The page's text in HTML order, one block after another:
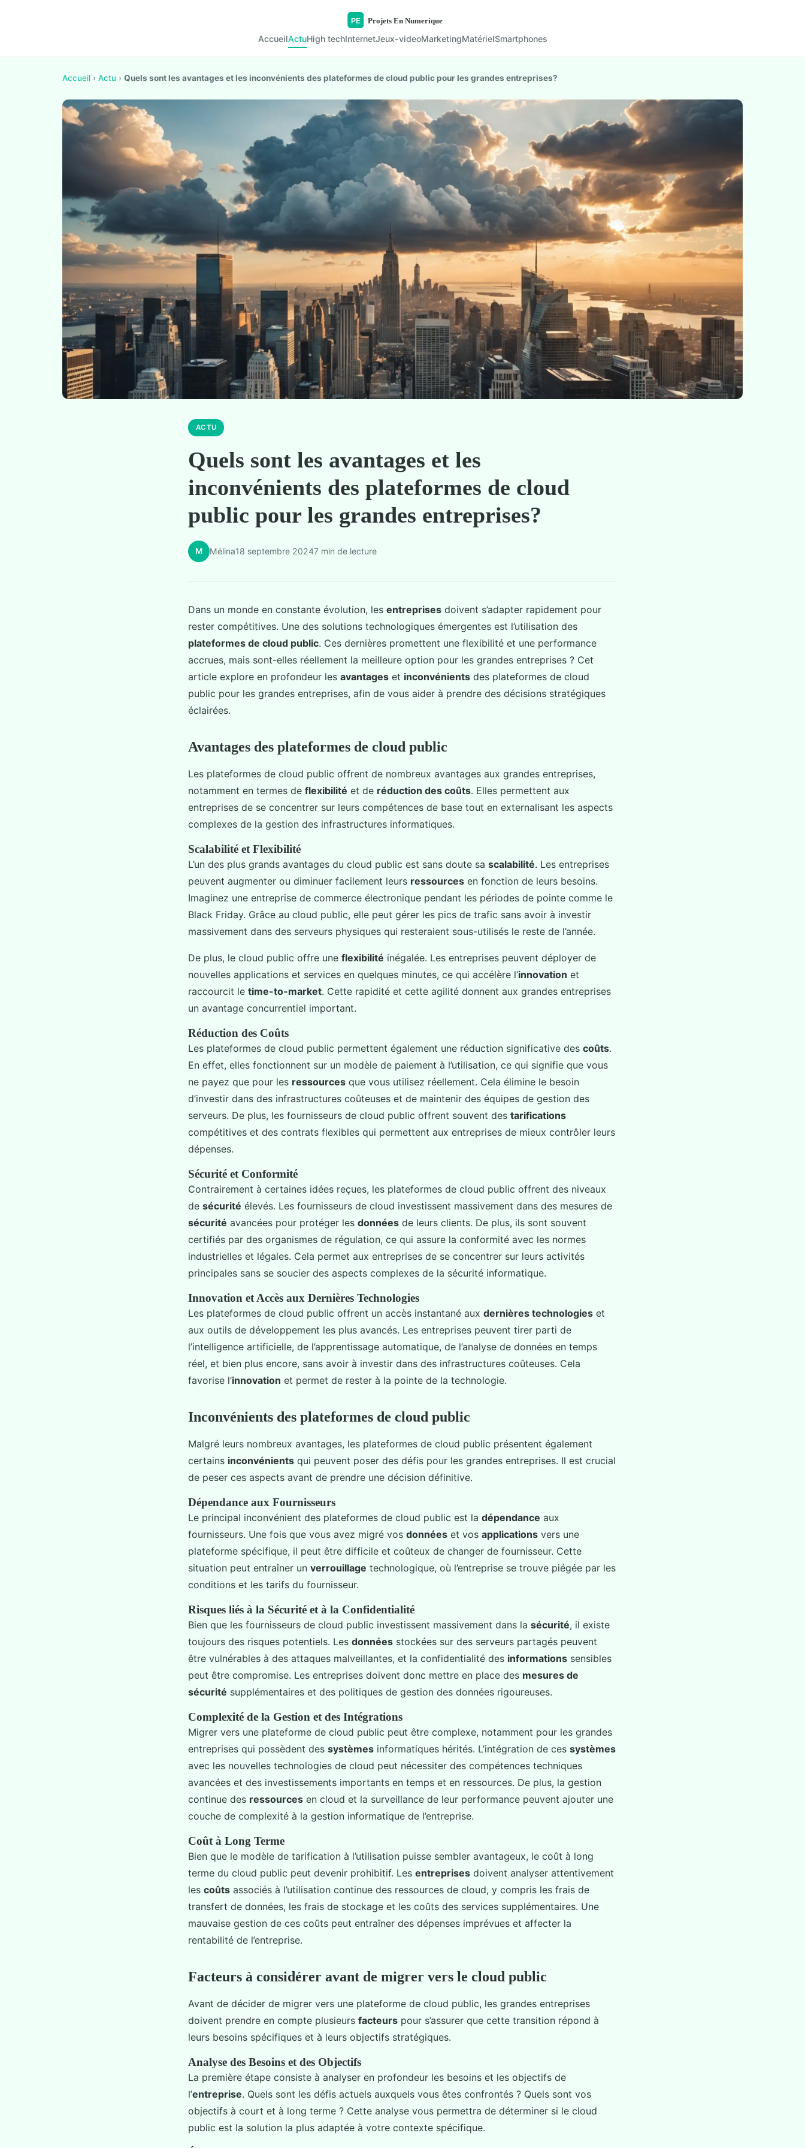
AccueilActuHigh techInternetJeux-videoMarketingMatérielSmartphones
Accueil › Actu › Quels sont les avantages et les inconvénients des plateformes de cloud public pour les grandes entreprises?
ACTU
Quels sont les avantages et les
inconvénients des plateformes de cloud
public pour les grandes entreprises?
M Mélina18 septembre 20247 min de lecture
Dans un monde en constante évolution, les entreprises doivent s’adapter rapidement pour
rester compétitives. Une des solutions technologiques émergentes est l’utilisation des
plateformes de cloud public. Ces dernières promettent une flexibilité et une performance
accrues, mais sont-elles réellement la meilleure option pour les grandes entreprises ? Cet
article explore en profondeur les avantages et inconvénients des plateformes de cloud
public pour les grandes entreprises, afin de vous aider à prendre des décisions stratégiques
éclairées.
Avantages des plateformes de cloud public
Les plateformes de cloud public offrent de nombreux avantages aux grandes entreprises,
notamment en termes de flexibilité et de réduction des coûts. Elles permettent aux
entreprises de se concentrer sur leurs compétences de base tout en externalisant les aspects
complexes de la gestion des infrastructures informatiques.
Scalabilité et Flexibilité
L’un des plus grands avantages du cloud public est sans doute sa scalabilité. Les entreprises
peuvent augmenter ou diminuer facilement leurs ressources en fonction de leurs besoins.
Imaginez une entreprise de commerce électronique pendant les périodes de pointe comme le
Black Friday. Grâce au cloud public, elle peut gérer les pics de trafic sans avoir à investir
massivement dans des serveurs physiques qui resteraient sous-utilisés le reste de l’année.
De plus, le cloud public offre une flexibilité inégalée. Les entreprises peuvent déployer de
nouvelles applications et services en quelques minutes, ce qui accélère l’innovation et
raccourcit le time-to-market. Cette rapidité et cette agilité donnent aux grandes entreprises
un avantage concurrentiel important.
Réduction des Coûts
Les plateformes de cloud public permettent également une réduction significative des coûts.
En effet, elles fonctionnent sur un modèle de paiement à l’utilisation, ce qui signifie que vous
ne payez que pour les ressources que vous utilisez réellement. Cela élimine le besoin
d’investir dans des infrastructures coûteuses et de maintenir des équipes de gestion des
serveurs. De plus, les fournisseurs de cloud public offrent souvent des tarifications
compétitives et des contrats flexibles qui permettent aux entreprises de mieux contrôler leurs
dépenses.
Sécurité et Conformité
Contrairement à certaines idées reçues, les plateformes de cloud public offrent des niveaux
de sécurité élevés. Les fournisseurs de cloud investissent massivement dans des mesures de
sécurité avancées pour protéger les données de leurs clients. De plus, ils sont souvent
certifiés par des organismes de régulation, ce qui assure la conformité avec les normes
industrielles et légales. Cela permet aux entreprises de se concentrer sur leurs activités
principales sans se soucier des aspects complexes de la sécurité informatique.
Innovation et Accès aux Dernières Technologies
Les plateformes de cloud public offrent un accès instantané aux dernières technologies et
aux outils de développement les plus avancés. Les entreprises peuvent tirer parti de
l’intelligence artificielle, de l’apprentissage automatique, de l’analyse de données en temps
réel, et bien plus encore, sans avoir à investir dans des infrastructures coûteuses. Cela
favorise l’innovation et permet de rester à la pointe de la technologie.
Inconvénients des plateformes de cloud public
Malgré leurs nombreux avantages, les plateformes de cloud public présentent également
certains inconvénients qui peuvent poser des défis pour les grandes entreprises. Il est crucial
de peser ces aspects avant de prendre une décision définitive.
Dépendance aux Fournisseurs
Le principal inconvénient des plateformes de cloud public est la dépendance aux
fournisseurs. Une fois que vous avez migré vos données et vos applications vers une
plateforme spécifique, il peut être difficile et coûteux de changer de fournisseur. Cette
situation peut entraîner un verrouillage technologique, où l’entreprise se trouve piégée par les
conditions et les tarifs du fournisseur.
Risques liés à la Sécurité et à la Confidentialité
Bien que les fournisseurs de cloud public investissent massivement dans la sécurité, il existe
toujours des risques potentiels. Les données stockées sur des serveurs partagés peuvent
être vulnérables à des attaques malveillantes, et la confidentialité des informations sensibles
peut être compromise. Les entreprises doivent donc mettre en place des mesures de
sécurité supplémentaires et des politiques de gestion des données rigoureuses.
Complexité de la Gestion et des Intégrations
Migrer vers une plateforme de cloud public peut être complexe, notamment pour les grandes
entreprises qui possèdent des systèmes informatiques hérités. L’intégration de ces systèmes
avec les nouvelles technologies de cloud peut nécessiter des compétences techniques
avancées et des investissements importants en temps et en ressources. De plus, la gestion
continue des ressources en cloud et la surveillance de leur performance peuvent ajouter une
couche de complexité à la gestion informatique de l’entreprise.
Coût à Long Terme
Bien que le modèle de tarification à l’utilisation puisse sembler avantageux, le coût à long
terme du cloud public peut devenir prohibitif. Les entreprises doivent analyser attentivement
les coûts associés à l’utilisation continue des ressources de cloud, y compris les frais de
transfert de données, les frais de stockage et les coûts des services supplémentaires. Une
mauvaise gestion de ces coûts peut entraîner des dépenses imprévues et affecter la
rentabilité de l’entreprise.
Facteurs à considérer avant de migrer vers le cloud public
Avant de décider de migrer vers une plateforme de cloud public, les grandes entreprises
doivent prendre en compte plusieurs facteurs pour s’assurer que cette transition répond à
leurs besoins spécifiques et à leurs objectifs stratégiques.
Analyse des Besoins et des Objectifs
La première étape consiste à analyser en profondeur les besoins et les objectifs de
l’entreprise. Quels sont les défis actuels auxquels vous êtes confrontés ? Quels sont vos
objectifs à court et à long terme ? Cette analyse vous permettra de déterminer si le cloud
public est la solution la plus adaptée à votre contexte spécifique.